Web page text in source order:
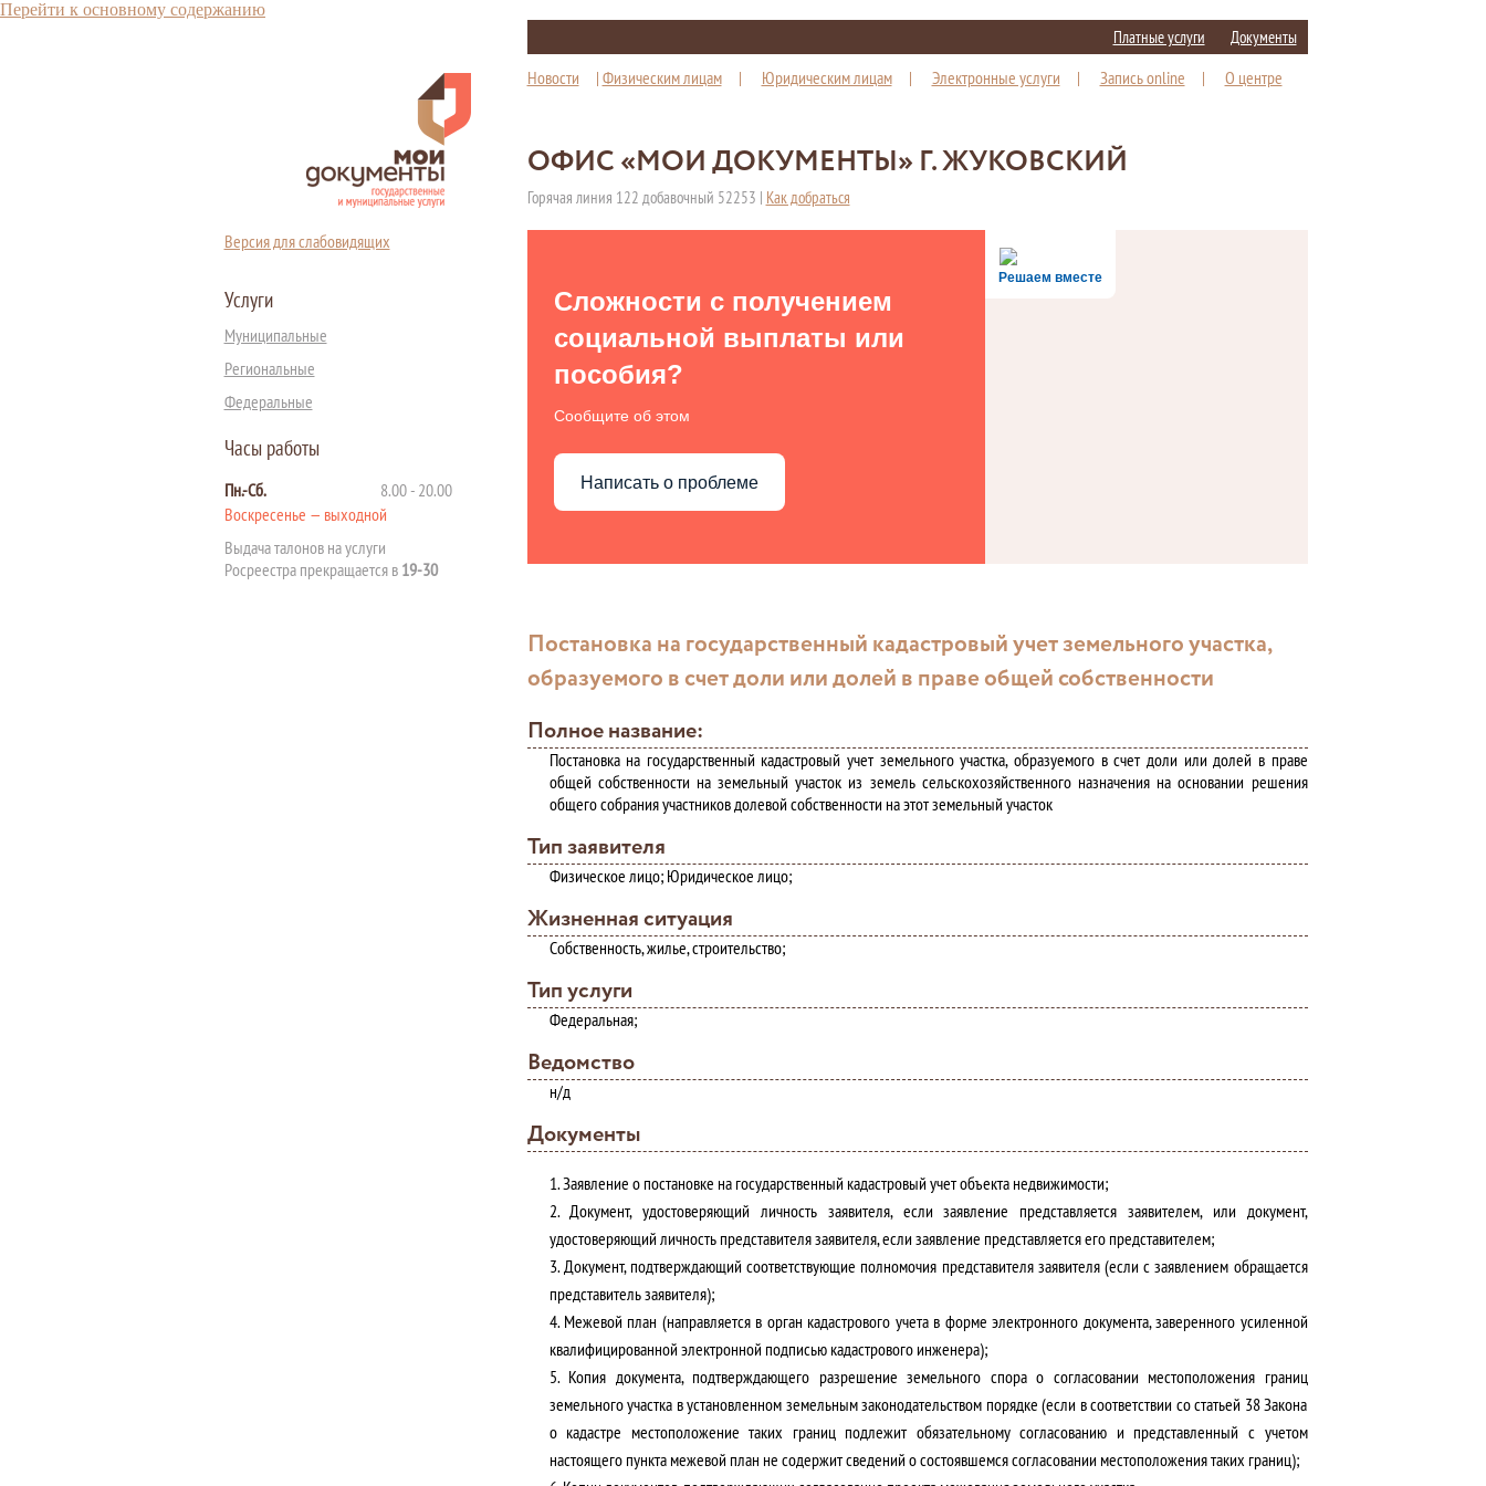
Перейти к основному содержанию
Версия для слабовидящих
Услуги
Муниципальные
Региональные
Федеральные
Часы работы
Пн.-Сб.
8.00 - 20.00
Воскресенье — выходной
Выдача талонов на услуги
Росреестра прекращается в 19-30
Платные услуги Документы
Новости | Физическим лицам | Юридическим лицам | Электронные услуги | Запись online | О центре
ОФИС «МОИ ДОКУМЕНТЫ» Г. ЖУКОВСКИЙ
Горячая линия 122 добавочный 52253 | Как добраться
Решаем вместе
Сложности с получением
социальной выплаты или
пособия?
Сообщите об этом
Написать о проблеме
Постановка на государственный кадастровый учет земельного участка,
образуемого в счет доли или долей в праве общей собственности
Полное название:
Постановка на государственный кадастровый учет земельного участка, образуемого в счет доли или долей в праве
общей собственности на земельный участок из земель сельскохозяйственного назначения на основании решения
общего собрания участников долевой собственности на этот земельный участок
Тип заявителя
Физическое лицо; Юридическое лицо;
Жизненная ситуация
Собственность, жилье, строительство;
Тип услуги
Федеральная;
Ведомство
н/д
Документы
1. Заявление о постановке на государственный кадастровый учет объекта недвижимости;
2. Документ, удостоверяющий личность заявителя, если заявление представляется заявителем, или документ,
удостоверяющий личность представителя заявителя, если заявление представляется его представителем;
3. Документ, подтверждающий соответствующие полномочия представителя заявителя (если с заявлением обращается
представитель заявителя);
4. Межевой план (направляется в орган кадастрового учета в форме электронного документа, заверенного усиленной
квалифицированной электронной подписью кадастрового инженера);
5. Копия документа, подтверждающего разрешение земельного спора о согласовании местоположения границ
земельного участка в установленном земельным законодательством порядке (если в соответствии со статьей 38 Закона
о кадастре местоположение таких границ подлежит обязательному согласованию и представленный с учетом
настоящего пункта межевой план не содержит сведений о состоявшемся согласовании местоположения таких границ);